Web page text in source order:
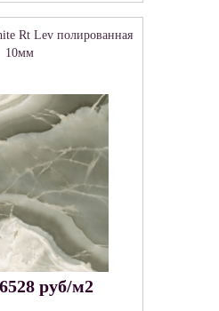
Rt Lev полированная
10мм
руб/м2